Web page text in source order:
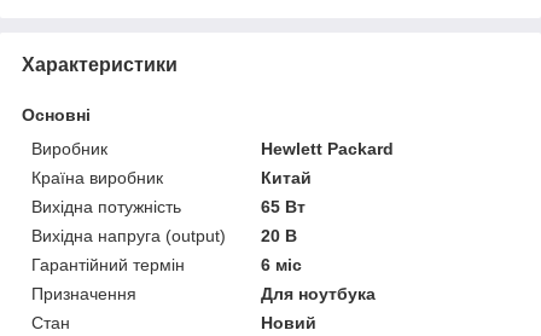
Характеристики
Основні
Виробник
Hewlett Packard
Країна виробник
Китай
Вихідна потужність
65 Вт
Вихідна напруга (output)
20 В
Гарантійний термін
6 міс
Призначення
Для ноутбука
Стан
Новий